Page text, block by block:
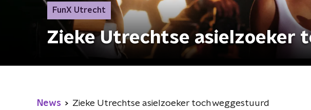
FunX Utrecht
Zieke Utrechtse asielzoeker
News Zieke Utrechtse asielzoeker toch weggestuurd